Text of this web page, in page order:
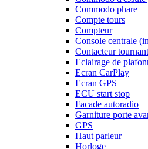
Commodo phare
Compte tours
Compteur
Console centrale
Contacteur tournant
Eclairage de
Ecran CarPlay
Ecran GPS
ECU start stop
Facade autoradio
Garniture porte
GPS
Haut parleur
Horloge